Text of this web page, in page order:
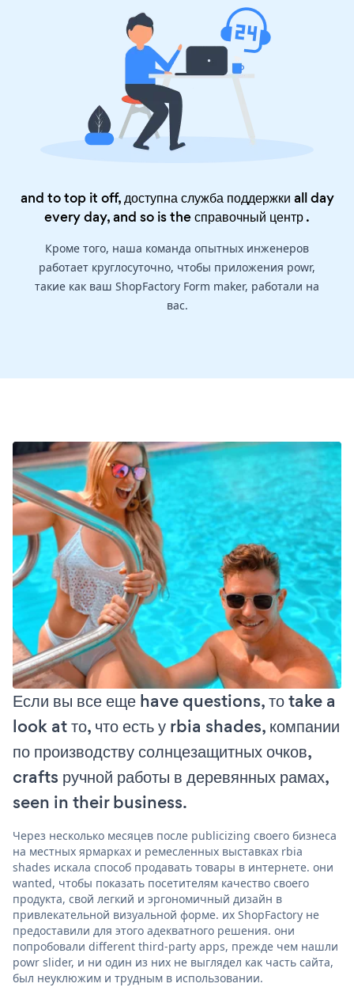
and to top it off, доступна служба поддержки all day
every day, and so is theсправочный центр.
Кроме того, наша команда опытных инженеров
работает круглосуточно, чтобы приложения powr,
такие как ваш ShopFactory Form maker, работали на
вас.
Если вы все еще have questions, то take a
look at то, что есть у rbia shades, компании
по производству солнцезащитных очков,
crafts ручной работы в деревянных рамах,
seen in their business.
Через несколько месяцев после publicizing своего бизнеса
на местных ярмарках и ремесленных выставках rbia
shades искала способ продавать товары в интернете. они
wanted, чтобы показать посетителям качество своего
продукта, свой легкий и эргономичный дизайн в
привлекательной визуальной форме. их ShopFactory не
предоставили для этого адекватного решения. они
попробовали different third-party apps, прежде чем нашли
powr slider, и ни один из них не выглядел как часть сайта,
был неуклюжим и трудным в использовании.